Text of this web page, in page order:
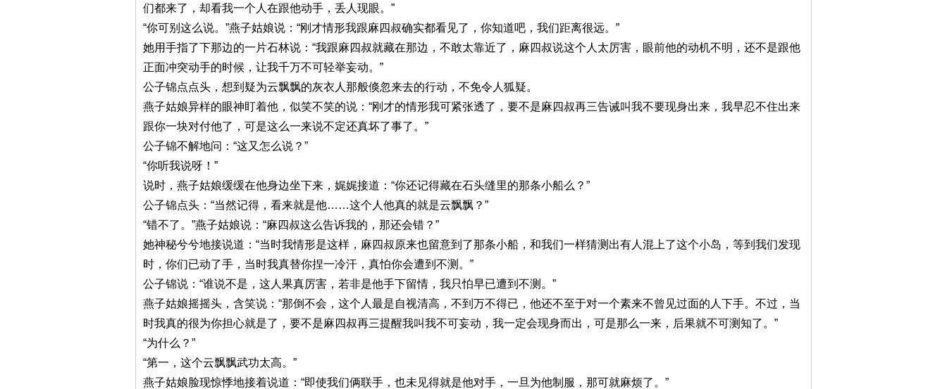
们都来了，却看我一个人在跟他动手，丢人现眼。”
“你可别这么说。”燕子姑娘说：“刚才情形我跟麻四叔确实都看见了，你知道吧，我们距离很远。”
她用手指了下那边的一片石林说：“我跟麻四叔就藏在那边，不敢太靠近了，麻四叔说这个人太厉害，眼前他的动机不明，还不是跟他
正面冲突动手的时候，让我千万不可轻举妄动。”
公子锦点点头，想到疑为云飘飘的灰衣人那般倏忽来去的行动，不免令人狐疑。
燕子姑娘异样的眼神盯着他，似笑不笑的说：“刚才的情形我可紧张透了，要不是麻四叔再三告诫叫我不要现身出来，我早忍不住出来
跟你一块对付他了，可是这么一来说不定还真坏了事了。”
公子锦不解地问：“这又怎么说？”
“你听我说呀！”
说时，燕子姑娘缓缓在他身边坐下来，娓娓接道：“你还记得藏在石头缝里的那条小船么？”
公子锦点头：“当然记得，看来就是他……这个人他真的就是云飘飘？”
“错不了。”燕子姑娘说：“麻四叔这么告诉我的，那还会错？”
她神秘兮兮地接说道：“当时我情形是这样，麻四叔原来也留意到了那条小船，和我们一样猜测出有人混上了这个小岛，等到我们发现
时，你们已动了手，当时我真替你捏一冷汗，真怕你会遭到不测。”
公子锦说：“谁说不是，这人果真厉害，若非是他手下留情，我只怕早已遭到不测。”
燕子姑娘摇摇头，含笑说：“那倒不会，这个人最是自视清高，不到万不得已，他还不至于对一个素来不曾见过面的人下手。不过，当
时我真的很为你担心就是了，要不是麻四叔再三提醒我叫我不可妄动，我一定会现身而出，可是那么一来，后果就不可测知了。”
“为什么？”
“第一，这个云飘飘武功太高。”
燕子姑娘脸现惊悸地接着说道：“即使我们俩联手，也未见得就是他对手，一旦为他制服，那可就麻烦了。”